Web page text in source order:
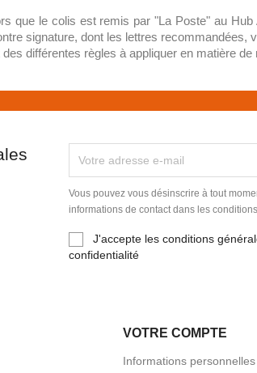
que le colis est remis par "La Poste" au
signature, dont les lettres
différentes règles à appliquer en matière de
Vous pouvez vous désinscrire à tout
informations de contact dans les
J'accepte les conditions
confidentialité
VOTRE COMPTE
Informations personnelles